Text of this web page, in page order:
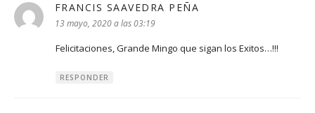
FRANCIS SAAVEDRA PEÑA
13 mayo, 2020 a las 03:19
Felicitaciones, Grande Mingo que sigan los Exitos…!!!
RESPONDER